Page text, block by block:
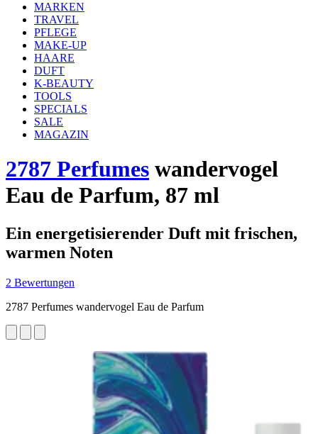
MARKEN
TRAVEL
PFLEGE
MAKE-UP
HAARE
DUFT
K-BEAUTY
TOOLS
SPECIALS
SALE
MAGAZIN
2787 Perfumes wandervogel
Eau de Parfum, 87 ml
Ein energetisierender Duft mit frischen,
warmen Noten
2 Bewertungen
2787 Perfumes wandervogel Eau de Parfum